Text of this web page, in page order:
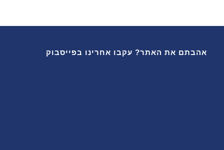
אהבתם את האתר? עקבו אחרינו בפייסבוק